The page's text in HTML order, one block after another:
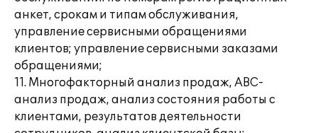
анкет, срокам и типам обслуживания,
управление сервисными обращениями
клиентов; управление сервисными заказами
обращениями;
11. Многофакторный анализ продаж, АВС-
анализ продаж, анализ состояния работы с
клиентами, результатов деятельности